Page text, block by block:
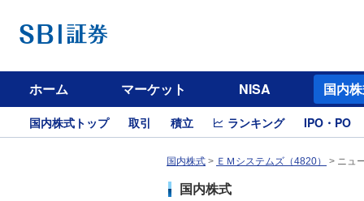
ホーム マーケット NISA 国内
国内株式トップ 取引 積立 ランキング IPO・PO
国内株式 > ＥＭシステムズ（4820） > ニュ
国内株式